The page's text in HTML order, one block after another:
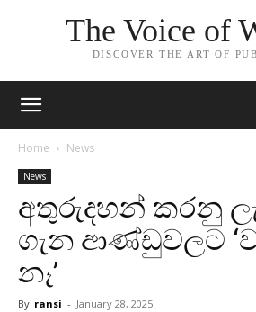
The Voice of
DISCOVER THE ART OF
Home News
News
අතුරුදහන් කරනු
ගැන ආණ්ඩුවලට
නෑ’
By ransi - January 28, 2025